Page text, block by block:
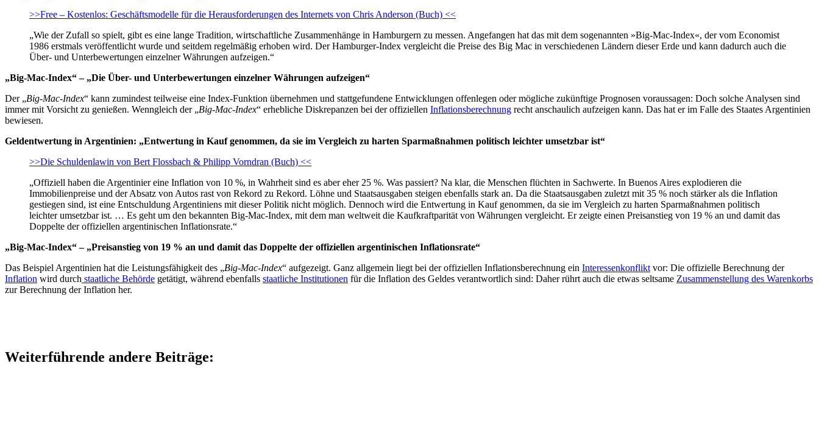
>>Free – Kostenlos: Geschäftsmodelle für die Herausforderungen des Internets von Chris Anderson (Buch) <<
„Wie der Zufall so spielt, gibt es eine lange Tradition, wirtschaftliche Zusammenhänge in Hamburgern zu messen. Angefangen hat das mit dem sogenannten »Big-Mac-Index«, der vom Economist
1986 erstmals veröffentlicht wurde und seitdem regelmäßig erhoben wird. Der Hamburger-Index vergleicht die Preise des Big Mac in verschiedenen Ländern dieser Erde und kann dadurch auch die
Über- und Unterbewertungen einzelner Währungen aufzeigen.“
„Big-Mac-Index“ – „Die Über- und Unterbewertungen einzelner Währungen aufzeigen“
Der „Big-Mac-Index“ kann zumindest teilweise eine Index-Funktion übernehmen und stattgefundene Entwicklungen offenlegen oder mögliche zukünftige Prognosen voraussagen: Doch solche Analysen sind
immer mit Vorsicht zu genießen. Wenngleich der „Big-Mac-Index“ erhebliche Diskrepanzen bei der offiziellen Inflationsberechnung recht anschaulich aufzeigen kann. Das hat er im Falle des Staates Argentinien
bewiesen.
Geldentwertung in Argentinien: „Entwertung in Kauf genommen, da sie im Vergleich zu harten Sparmaßnahmen politisch leichter umsetzbar ist“
>>Die Schuldenlawin von Bert Flossbach & Philipp Vorndran (Buch) <<
„Offiziell haben die Argentinier eine Inflation von 10 %, in Wahrheit sind es aber eher 25 %. Was passiert? Na klar, die Menschen flüchten in Sachwerte. In Buenos Aires explodieren die
Immobilienpreise und der Absatz von Autos rast von Rekord zu Rekord. Löhne und Staatsausgaben steigen ebenfalls stark an. Da die Staatsausgaben zuletzt mit 35 % noch stärker als die Inflation
gestiegen sind, ist eine Entschuldung Argentiniens mit dieser Politik nicht möglich. Dennoch wird die Entwertung in Kauf genommen, da sie im Vergleich zu harten Sparmaßnahmen politisch
leichter umsetzbar ist. … Es geht um den bekannten Big-Mac-Index, mit dem man weltweit die Kaufkraftparität von Währungen vergleicht. Er zeigte einen Preisanstieg von 19 % an und damit das
Doppelte der offiziellen argentinischen Inflationsrate.“
„Big-Mac-Index“ – „Preisanstieg von 19 % an und damit das Doppelte der offiziellen argentinischen Inflationsrate“
Das Beispiel Argentinien hat die Leistungsfähigkeit des „Big-Mac-Index“ aufgezeigt. Ganz allgemein liegt bei der offiziellen Inflationsberechnung ein Interessenkonflikt vor: Die offizielle Berechnung der
Inflation wird durch staatliche Behörde getätigt, während ebenfalls staatliche Institutionen für die Inflation des Geldes verantwortlich sind: Daher rührt auch die etwas seltsame Zusammenstellung des Warenkorbs
zur Berechnung der Inflation her.
Weiterführende andere Beiträge: